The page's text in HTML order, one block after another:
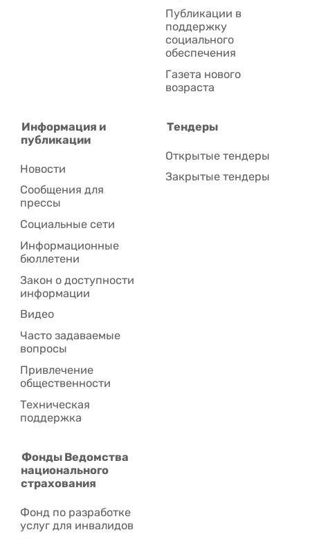
Публикации в
поддержку
социального
обеспечения
Газета нового
возраста
Информация и
публикации
Новости
Сообщения для
прессы
Социальные сети
Информационные
бюллетени
Закон о доступности
информации
Видео
Часто задаваемые
вопросы
Привлечение
общественности
Техническая
поддержка
Тендеры
Открытые тендеры
Закрытые тендеры
Фонды Ведомства
национального
страхования
Фонд по разработке
услуг для инвалидов